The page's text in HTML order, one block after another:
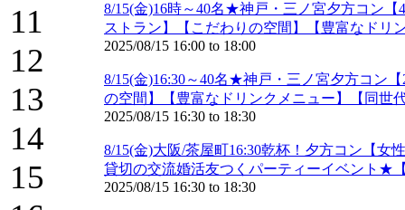
11
12
13
14
15
8/15(金)16時～40名★神戸・三ノ宮夕方コン
ストラン】【こだわりの空間】【豊富なドリ
2025/08/15 16:00 to 18:00
8/15(金)16:30～40名★神戸・三ノ宮夕方コン
の空間】【豊富なドリンクメニュー】【同世
2025/08/15 16:30 to 18:30
8/15(金)大阪/茶屋町16:30乾杯！夕方コン【
貸切の交流婚活友つくパーティーイベント★
2025/08/15 16:30 to 18:30